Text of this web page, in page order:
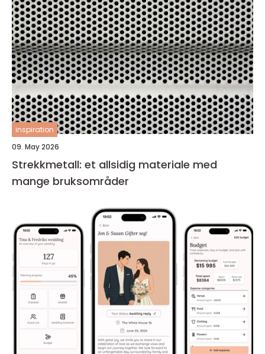
inspiration
09. May 2026
Strekkmetall: et allsidig materiale med
mange bruksområder